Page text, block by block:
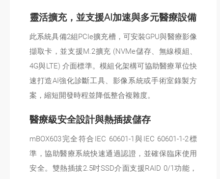
靈活擴充，並支援AI加速與多元醫療設備
此系統具備2組PCIe擴充槽，可安裝GPU與醫療影像
擷取卡，並支援M.2擴充 (NVMe儲存、無線模組、
4G與LTE) 介面標準。模組化架構可協助醫療單位快
速打造AI強化診斷工具、影像系統或手術室錄製方
案，縮短開發時程並降低整合複雜度。
醫療級安全設計與熱插拔儲存
mBOX603完全符合IEC 60601-1與IEC 60601-1-2標
準，協助醫療系統快速通過認證，並確保臨床使用
安全。雙熱插拔2.5吋SSD介面支援RAID 0/1功能，